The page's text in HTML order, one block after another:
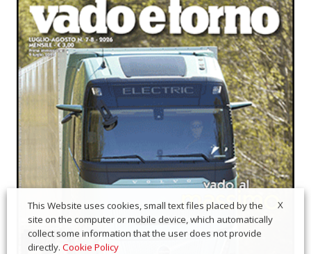
X
This Website uses cookies, small text files placed by the
site on the computer or mobile device, which automatically
collect some information that the user does not provide
directly. Cookie Policy